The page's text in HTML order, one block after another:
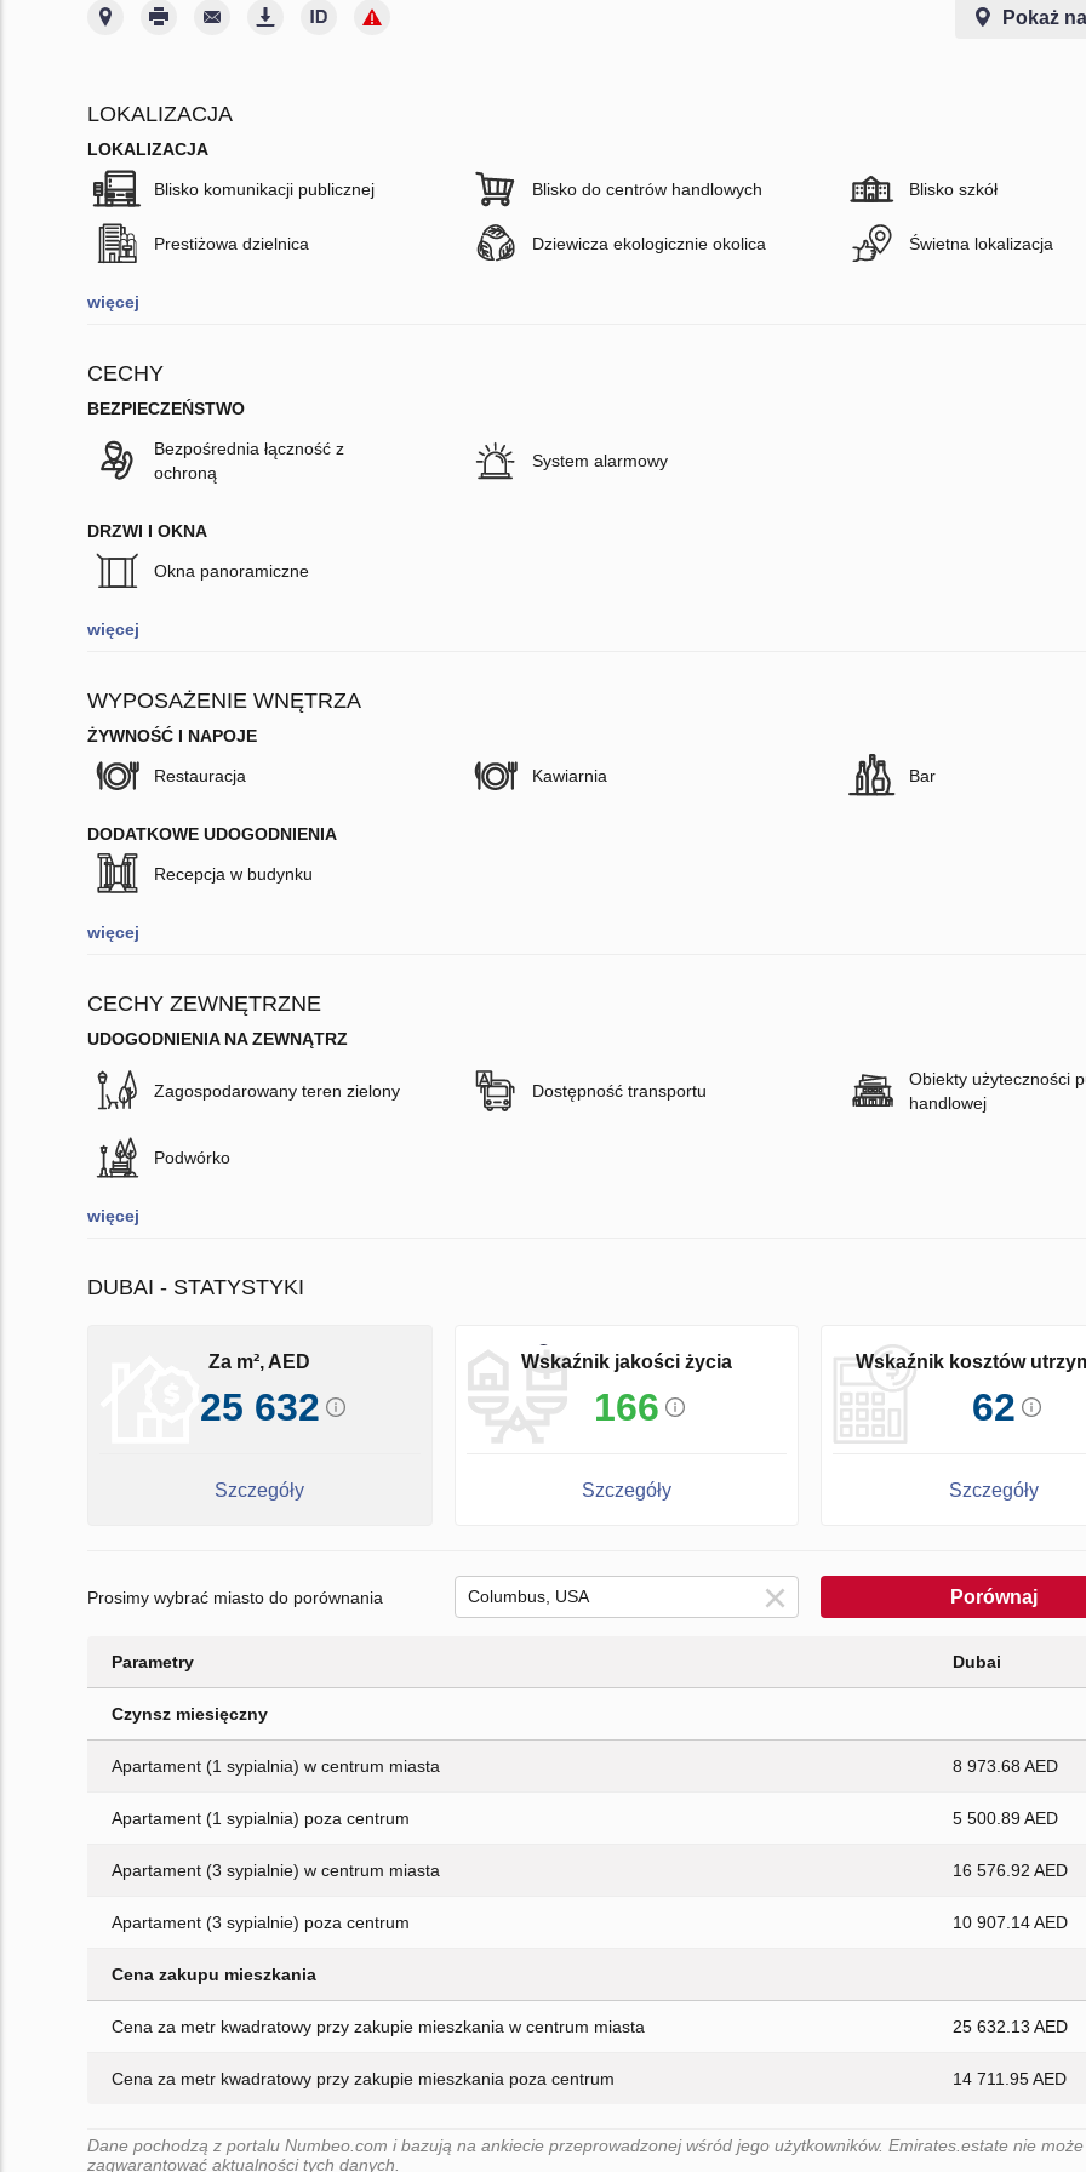
Pokaż
LOKALIZACJA
LOKALIZACJA
Blisko komunikacji publicznej Blisko do centrów handlowych Blisko szkół
Prestiżowa dzielnica Dziewicza ekologicznie okolica Świetna lokalizacja
więcej
CECHY
BEZPIECZEŃSTWO
Bezpośrednia łączność z
ochroną
System alarmowy
DRZWI I OKNA
Okna panoramiczne
więcej
WYPOSAŻENIE WNĘTRZA
ŻYWNOŚĆ I NAPOJE
Restauracja Kawiarnia Bar
DODATKOWE UDOGODNIENIA
Recepcja w budynku
więcej
CECHY ZEWNĘTRZNE
UDOGODNIENIA NA ZEWNĄTRZ
Zagospodarowany teren zielony Dostępność transportu
Obiekty użyteczności
handlowej
Podwórko
więcej
DUBAI - STATYSTYKI
Za m², AED
25 632
Szczegóły
Wskaźnik jakości życia
166
Szczegóły
Wskaźnik kosztów
62
Szczegóły
Prosimy wybrać miasto do porównania Porównaj
Parametry Dubai
Czynsz miesięczny
Apartament (1 sypialnia) w centrum miasta 8 973.68 AED
Apartament (1 sypialnia) poza centrum 5 500.89 AED
Apartament (3 sypialnie) w centrum miasta 16 576.92 AED
Apartament (3 sypialnie) poza centrum 10 907.14 AED
Cena zakupu mieszkania
Cena za metr kwadratowy przy zakupie mieszkania w centrum miasta 25 632.13 AED
Cena za metr kwadratowy przy zakupie mieszkania poza centrum 14 711.95 AED
Dane pochodzą z portalu Numbeo.com i bazują na ankiecie przeprowadzonej wśród jego użytkowników. Emirates.estate nie może
zagwarantować aktualności tych danych.